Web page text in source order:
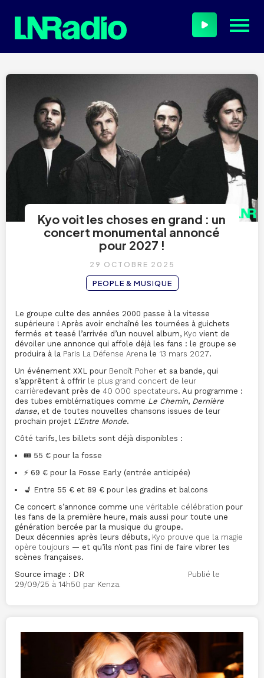
Kyo voit les choses en grand : un
concert monumental annoncé
pour 2027 !
29 OCTOBRE 2025
PEOPLE & MUSIQUE
Le groupe culte des années 2000 passe à la vitesse
supérieure ! Après avoir enchaîné les tournées à guichets
fermés et teasé l’arrivée d’un nouvel album, Kyo vient de
dévoiler une annonce qui affole déjà les fans : le groupe se
produira à la Paris La Défense Arena le 13 mars 2027.
Un événement XXL pour Benoît Poher et sa bande, qui
s’apprêtent à offrir le plus grand concert de leur
carrièredevant près de 40 000 spectateurs. Au programme :
des tubes emblématiques comme Le Chemin, Dernière
danse, et de toutes nouvelles chansons issues de leur
prochain projet L’Entre Monde.
Côté tarifs, les billets sont déjà disponibles :
🎟️ 55 € pour la fosse
⚡ 69 € pour la Fosse Early (entrée anticipée)
💺 Entre 55 € et 89 € pour les gradins et balcons
Ce concert s’annonce comme une véritable célébration pour
les fans de la première heure, mais aussi pour toute une
génération bercée par la musique du groupe.
Deux décennies après leurs débuts, Kyo prouve que la magie
opère toujours — et qu’ils n’ont pas fini de faire vibrer les
scènes françaises.
Source image : DR Publié le
29/09/25 à 14h50 par Kenza.